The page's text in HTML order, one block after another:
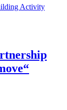
Activity